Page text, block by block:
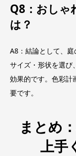
Q8：おしゃ
は？
A8：結論として、
サイズ・形状を選び
効果的です。色彩計
要です。
まとめ
上手